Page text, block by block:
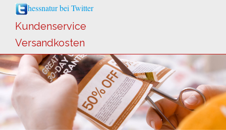
hessnatur bei Twitter
Kundenservice
Versandkosten